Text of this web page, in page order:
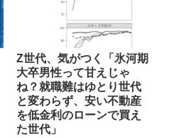
Z世代、気がつく「氷河期
大卒男性って甘えじゃ
ね？就職難はゆとり世代
と変わらず、安い不動産
を低金利のローンで買え
た世代」